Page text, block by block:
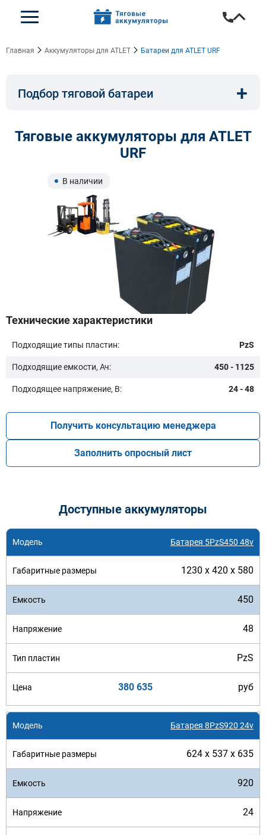
Главная Аккумуляторы для ATLET Батареи для ATLET URF
Подбор тяговой батареи
Длина, мм:
Ширина, мм:
+
Тяговые аккумуляторы для ATLET
URF
В наличии
Технические характеристики
Подходящие типы пластин: PzS
Подходящие емкости, Ач: 450 - 1125
Подходящее напряжение, В: 24 - 48
Получить консультацию менеджера
Заполнить опросный лист
Доступные аккумуляторы
Батарея 5PzS450 48v
1230 x 420 x 580
450
48
PzS
380 635 руб
Батарея 8PzS920 24v
624 x 537 x 635
920
24